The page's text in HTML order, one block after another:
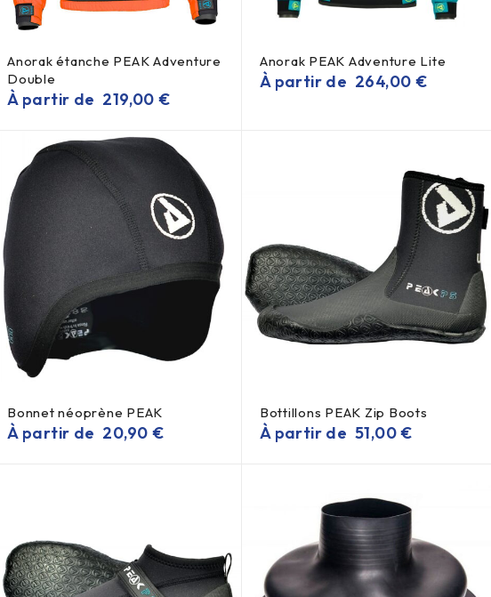
Anorak étanche PEAK Adventure
Double
À partir de 219,00€
Anorak PEAK Adventure Lite
À partir de 264,00 €
Bonnet néoprène PEAK
À partir de 20,90 €
Bottillons PEAK Zip Boots
À partir de 51,00€